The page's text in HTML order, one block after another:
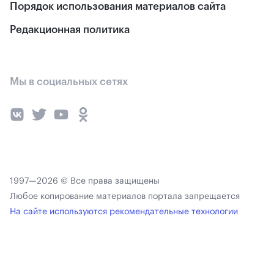
Порядок использования материалов сайта
Редакционная политика
Мы в социальных сетях
1997—2026 © Все права защищены
Любое копирование материалов портала запрещается
На сайте используются рекомендательные технологии